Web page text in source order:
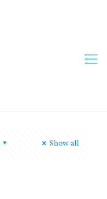
Show all